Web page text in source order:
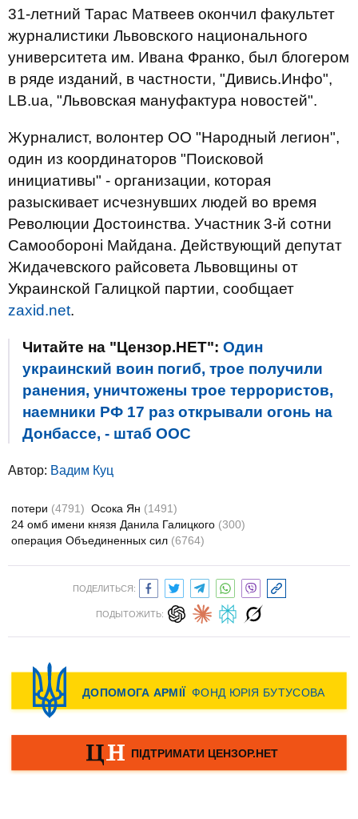
31-летний Тарас Матвеев окончил факультет
журналистики Львовского национального
университета им. Ивана Франко, был блогером
в ряде изданий, в частности, "Дивись.Инфо",
LB.ua, "Львовская мануфактура новостей".
Журналист, волонтер ОО "Народный легион",
один из координаторов "Поисковой
инициативы" - организации, которая
разыскивает исчезнувших людей во время
Революции Достоинства. Участник 3-й сотни
Самообороні Майдана. Действующий депутат
Жидачевского райсовета Львовщины от
Украинской Галицкой партии, сообщает
zaxid.net.
Читайте на "Цензор.НЕТ": Один
украинский воин погиб, трое получили
ранения, уничтожены трое террористов,
наемники РФ 17 раз открывали огонь на
Донбассе, - штаб ООС
Автор: Вадим Куц
потери (4791) Осока Ян (1491)
24 омб имени князя Данила Галицкого (300)
операция Объединенных сил (6764)
ПОДЕЛИТЬСЯ:
ПОДЫТОЖИТЬ: